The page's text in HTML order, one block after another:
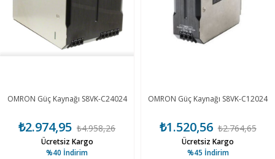
OMRON Güç Kaynağı S8VK-C24024
₺2.974,95 ₺4.958,26
%40 İndirim
Ücretsiz Kargo
OMRON Güç Kaynağı S8VK-C12024
₺1.520,56 ₺2.764,65
%45 İndirim
Ücretsiz Kargo